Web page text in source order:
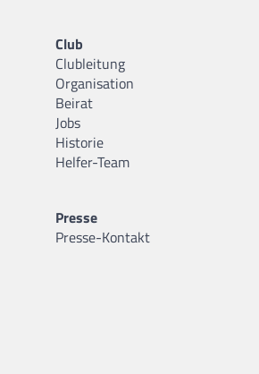
Club
Clubleitung
Organisation
Beirat
Jobs
Historie
Helfer-Team
Presse
Presse-Kontakt